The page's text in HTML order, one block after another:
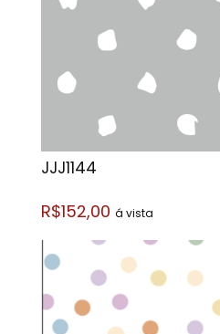
JJJ1144
R$152,00 á vista